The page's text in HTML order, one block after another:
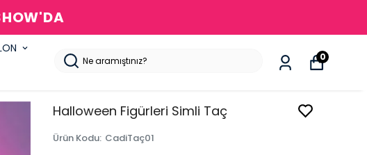
0
Halloween Figürleri Simli Taç
Ürün Kodu: CadiTaç01